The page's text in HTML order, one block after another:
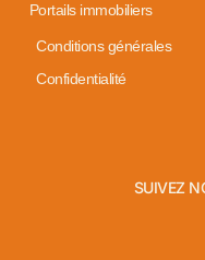
Portails immobiliers
Conditions générales
Confidentialité
SUIVEZ